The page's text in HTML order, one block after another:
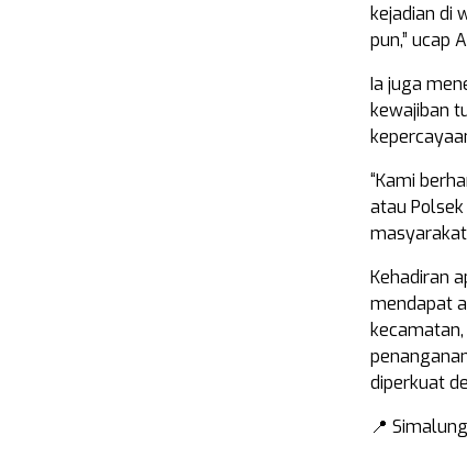
kejadian di
pun,” ucap
Ia juga
kewajiban
“Kami
atau
Kehadiran
mendapat
diperkuat
📍